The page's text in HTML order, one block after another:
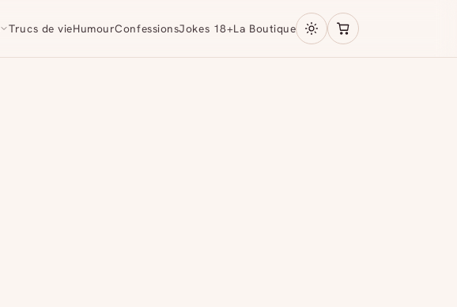
Trucs de vieHumourConfessionsJokes 18+La Boutique